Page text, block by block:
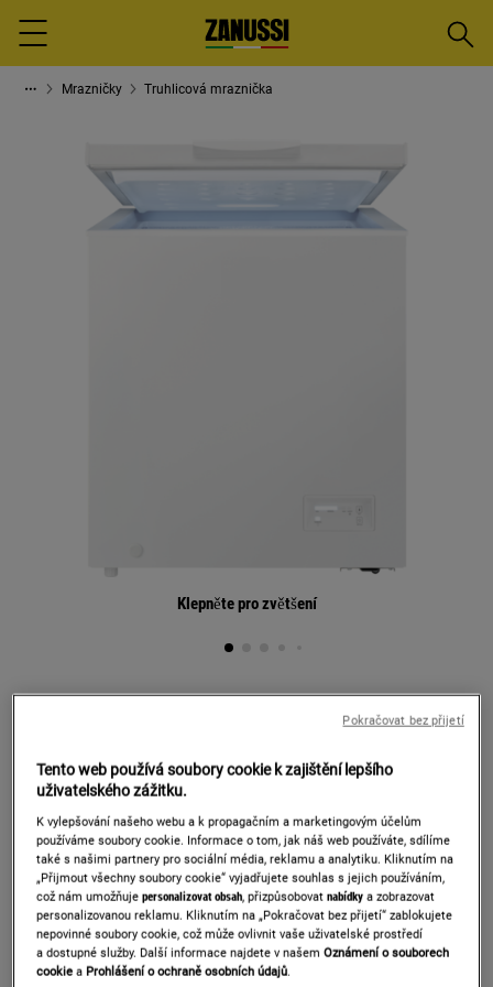
Menu
Mrazničky Truhlicová mraznička
Klepněte pro zvětšení
Detaily produktu
Informačním listem výrobku
Prodloužená záruka 5 let na motor
Tento web používá soubory cookie k zajištění lepšího
uživatelského zážitku.
K vylepšování našeho webu a k propagačním a marketingovým účelům
používáme soubory cookie. Informace o tom, jak náš web používáte, sdílíme
také s našimi partnery pro sociální média, reklamu a analytiku. Kliknutím na
„Přijmout všechny soubory cookie“ vyjadřujete souhlas s jejich používáním,
což nám umožňujepersonalizovat obsah, přizpůsobovatnabídky a zobrazovat
personalizovanou reklamu. Kliknutím na „Pokračovat bez přijetí“ zablokujete
nepovinné soubory cookie, což může ovlivnit vaše uživatelské prostředí
a dostupné služby. Další informace najdete v našemOznámení o souborech
cookie a Prohlášení o ochraně osobních údajů.
Pokračovat bez přijetí